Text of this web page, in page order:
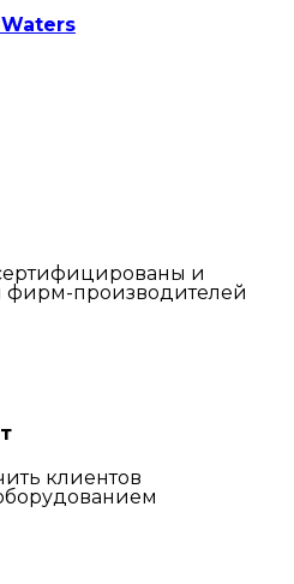
и
фирм-производителей
клиентов